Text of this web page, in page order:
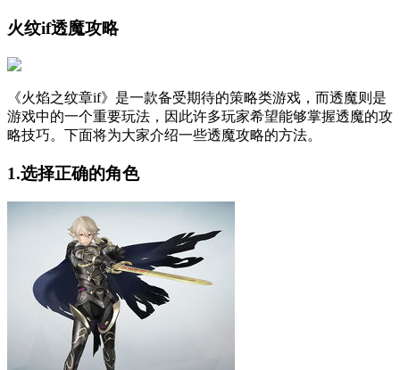
火纹if透魔攻略
《火焰之纹章if》是一款备受期待的策略类游戏，而透魔则是
游戏中的一个重要玩法，因此许多玩家希望能够掌握透魔的攻
略技巧。下面将为大家介绍一些透魔攻略的方法。
1.选择正确的角色